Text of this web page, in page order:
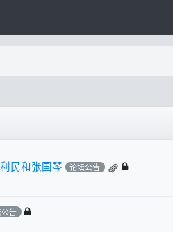
民和张国琴 论坛公告
告